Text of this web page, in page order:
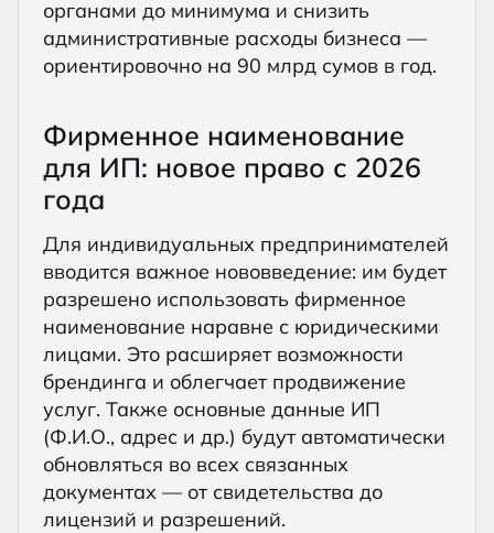
органами до минимума и снизить
административные расходы бизнеса —
ориентировочно на 90 млрд сумов в год.
Фирменное наименование
для ИП: новое право с 2026
года
Для индивидуальных предпринимателей
вводится важное нововведение: им будет
разрешено использовать фирменное
наименование наравне с юридическими
лицами. Это расширяет возможности
брендинга и облегчает продвижение
услуг. Также основные данные ИП
(Ф.И.О., адрес и др.) будут автоматически
обновляться во всех связанных
документах — от свидетельства до
лицензий и разрешений.